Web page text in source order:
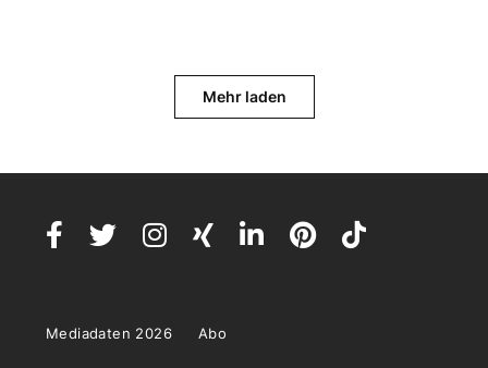
Mehr laden
Mediadaten 2026 Abo